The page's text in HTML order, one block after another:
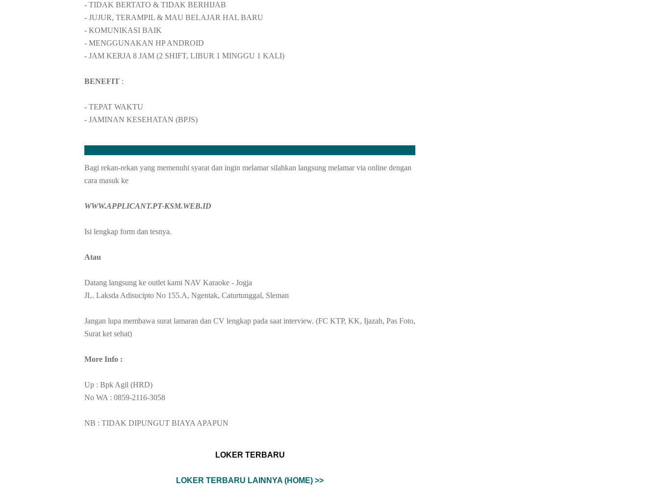
- TIDAK BERTATO & TIDAK BERHIJAB
- JUJUR, TERAMPIL & MAU BELAJAR HAL BARU
- KOMUNIKASI BAIK
- MENGGUNAKAN HP ANDROID
- JAM KERJA 8 JAM (2 SHIFT, LIBUR 1 MINGGU 1 KALI)
BENEFIT :
- TEPAT WAKTU
- JAMINAN KESEHATAN (BPJS)
Bagi rekan-rekan yang memenuhi syarat dan ingin melamar silahkan langsung melamar via online dengan
cara masuk ke
WWW.APPLICANT.PT-KSM.WEB.ID
Isi lengkap form dan tesnya.
Atau
Datang langsung ke outlet kami NAV Karaoke - Jogja
JL. Laksda Adisucipto No 155.A, Ngentak, Caturtunggal, Sleman
Jangan lupa membawa surat lamaran dan CV lengkap pada saat interview. (FC KTP, KK, Ijazah, Pas Foto,
Surat ket sehat)
More Info :
Up : Bpk Agil (HRD)
No WA : 0859-2116-3058
NB : TIDAK DIPUNGUT BIAYA APAPUN
LOKER TERBARU
LOKER TERBARU LAINNYA (HOME) >>